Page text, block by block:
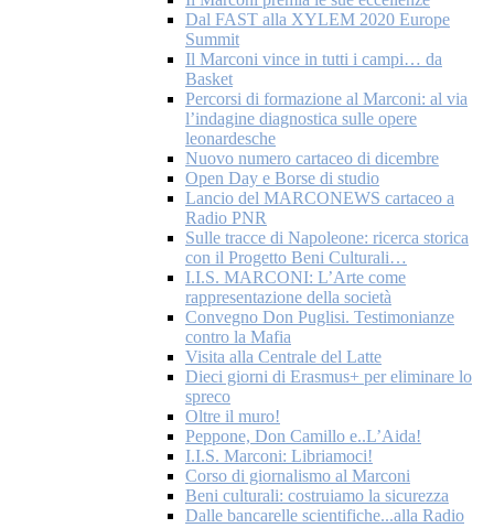
Dal FAST alla XYLEM 2020 Europe
Summit
Il Marconi vince in tutti i campi… da
Basket
Percorsi di formazione al Marconi: al via
l’indagine diagnostica sulle opere
leonardesche
Nuovo numero cartaceo di dicembre
Open Day e Borse di studio
Lancio del MARCONEWS cartaceo a
Radio PNR
Sulle tracce di Napoleone: ricerca storica
con il Progetto Beni Culturali…
I.I.S. MARCONI: L’Arte come
rappresentazione della società
Convegno Don Puglisi. Testimonianze
contro la Mafia
Visita alla Centrale del Latte
Dieci giorni di Erasmus+ per eliminare lo
spreco
Oltre il muro!
Peppone, Don Camillo e..L’Aida!
I.I.S. Marconi: Libriamoci!
Corso di giornalismo al Marconi
Beni culturali: costruiamo la sicurezza
Dalle bancarelle scientifiche...alla Radio